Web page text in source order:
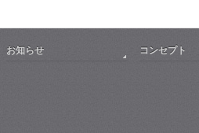
お知らせ コンセプト